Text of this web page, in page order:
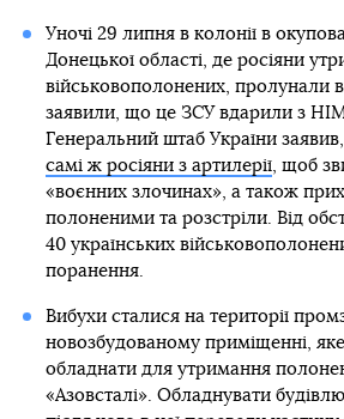
Уночі 29 липня в колонії в
Донецької області, де росіяни
військовополонених, пролунали
заявили, що це ЗСУ вдарили з
Генеральний штаб України
самі ж росіяни з артилерії, щоб
«воєнних злочинах», а також
полоненими та розстріли. Від
40 українських
поранення.
Вибухи сталися на території
новозбудованому приміщенні,
обладнати для утримання
«Азовсталі». Обладнувати